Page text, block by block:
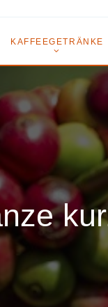
KAFFEEGETRÄNKE